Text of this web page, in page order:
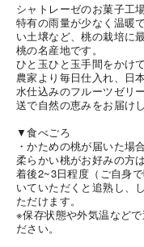
シャトレーゼのお菓子工
特有の雨量が少なく温暖
い土壌など、桃の栽培に
桃の名産地です。
ひと玉ひと玉手間をかけ
農家より毎日仕入れ、日
水仕込みのフルーツゼリ
送で自然の恵みをお届けし
▼食べごろ
・かための桃が届いた場
柔らかい桃がお好みの方
着後2~3日程度（ご自身
いていただくと追熟し、
ただけます。
※保存状態や外気温など
ださい。